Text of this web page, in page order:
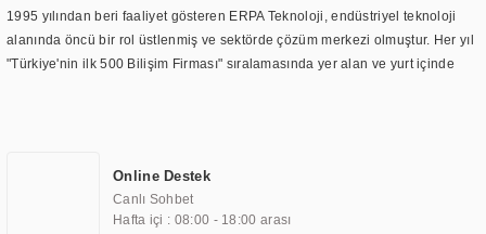
1995 yılından beri faaliyet gösteren ERPA Teknoloji, endüstriyel teknoloji
alanında öncü bir rol üstlenmiş ve sektörde çözüm merkezi olmuştur. Her yıl
"Türkiye'nin ilk 500 Bilişim Firması" sıralamasında yer alan ve yurt içinde
TOCHI markası altında kendi ürettiği ürünlerde kullanmıştır. Günümüzde
TOCHI; videowall, digital signage, kiosk, totem, akıllı durak ekranı, araç içi
ekran, asansör ekranı, digital menüboard, marin ekran, medikal ekran,
Online Destek
Canlı Sohbet
Hafta içi : 08:00 - 18:00 arası